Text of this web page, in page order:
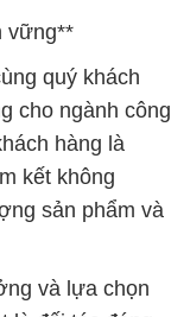
vững**
quý khách
cho ngành công
hàng là
kết không
sản phẩm và
và lựa chọn